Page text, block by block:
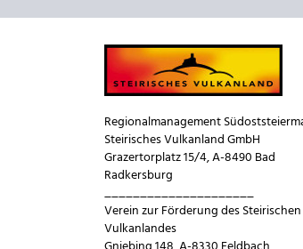
Regionalmanagement
Steirisches Vulkanland GmbH
Grazertorplatz 15/4, A-8490 Bad
Radkersburg
_____________________
Verein zur Förderung des Steirischen
Vulkanlandes